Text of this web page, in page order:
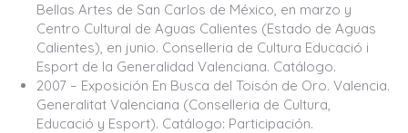
Bellas Artes de San Carlos de México, en marzo y
Centro Cultural de Aguas Calientes (Estado de Aguas
Calientes), en junio. Conselleria de Cultura Educació i
Esport de la Generalidad Valenciana. Catálogo.
2007 – Exposición En Busca del Toisón de Oro. Valencia.
Generalitat Valenciana (Conselleria de Cultura,
Educació y Esport). Catálogo: Participación.